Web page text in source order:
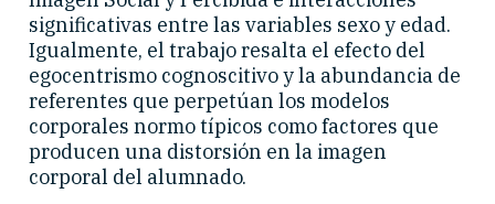
significativas entre las variables sexo y edad.
Igualmente, el trabajo resalta el efecto del
egocentrismo cognoscitivo y la abundancia de
referentes que perpetúan los modelos
corporales normo típicos como factores que
producen una distorsión en la imagen
corporal del alumnado.